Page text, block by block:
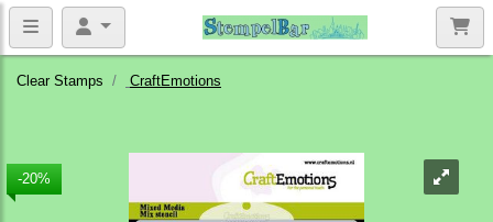
Clear Stamps CraftEmotions
-20%